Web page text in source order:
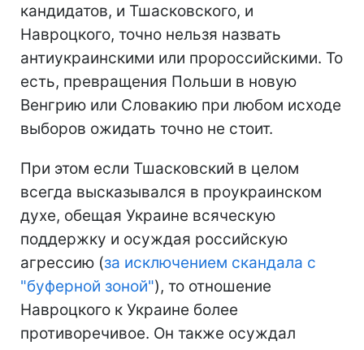
кандидатов, и Тшасковского, и
Навроцкого, точно нельзя назвать
антиукраинскими или пророссийскими. То
есть, превращения Польши в новую
Венгрию или Словакию при любом исходе
выборов ожидать точно не стоит.
При этом если Тшасковский в целом
всегда высказывался в проукраинском
духе, обещая Украине всяческую
поддержку и осуждая российскую
агрессию (за исключением скандала с
"буферной зоной"), то отношение
Навроцкого к Украине более
противоречивое. Он также осуждал